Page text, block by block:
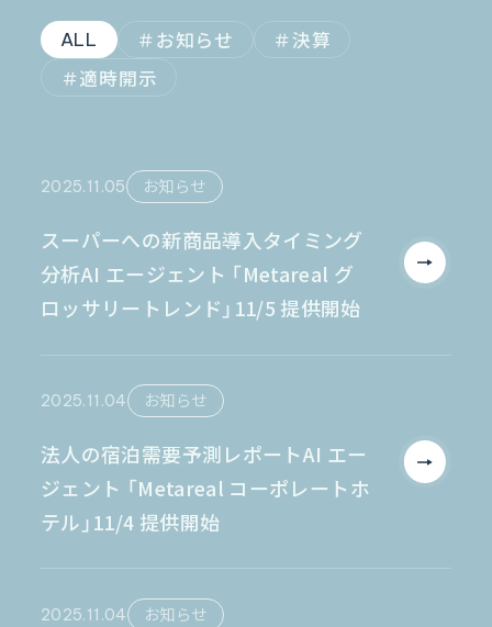
広報業界
広告業界
出版業界
エンタメ
製品一覧
T-4OO
オンヤク
Premium T-4OO
Rozetta API
GLOVA
ラクヤクAI
Metareal AI
キャラクターAI翻訳エンジン「ella」
法律業界
金融・保険業界
製造業界
製薬業界
partner
資料請求
AI翻訳
生成AI開発
T-4OO
関連サイト
メタリアルグループ
採用情報
IR情報
ロゼッタスクエア
コラム
無料トライアル・ご相談
お電話でのご相談
0120-105-891
ALL お知らせ
決算
適時開示
2025.11.05 お知らせ
スーパーへの新商品導入タイミング
分析AI エージェント 「Metareal グ
ロッサリートレンド」11/5 提供開始
2025.11.04 お知らせ
法人の宿泊需要予測レポートAI エー
ジェント 「Metareal コーポレートホ
テル」11/4 提供開始
2025.11.04 お知らせ